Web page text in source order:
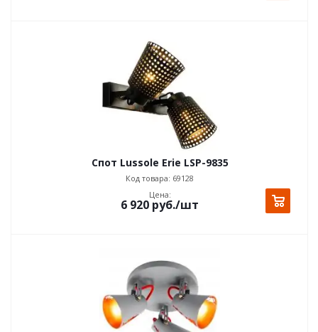
Спот Lussole Erie LSP-9835
Код товара: 69128
Цена:
6 920 руб./шт